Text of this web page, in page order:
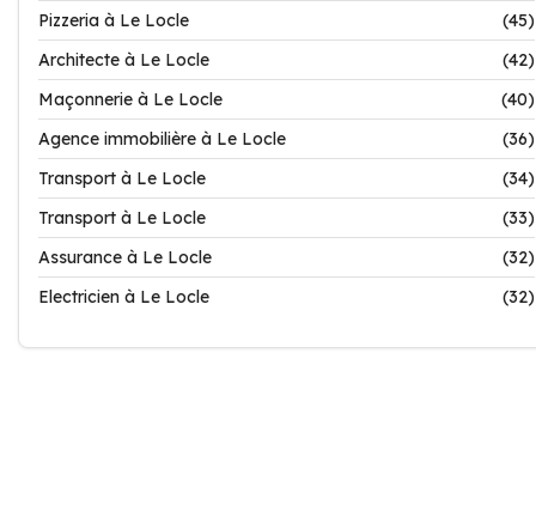
Pizzeria à Le Locle
(45)
Architecte à Le Locle
(42)
Maçonnerie à Le Locle
(40)
Agence immobilière à Le Locle
(36)
Transport à Le Locle
(34)
Transport à Le Locle
(33)
Assurance à Le Locle
(32)
Electricien à Le Locle
(32)